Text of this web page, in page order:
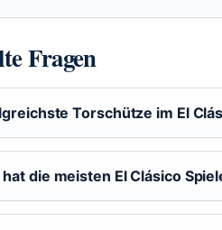
Fragen
Torschütze im El
die meisten El Clásico